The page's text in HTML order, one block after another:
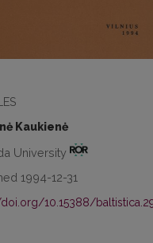
Kaukienė
University
1994-12-31
10.15388/